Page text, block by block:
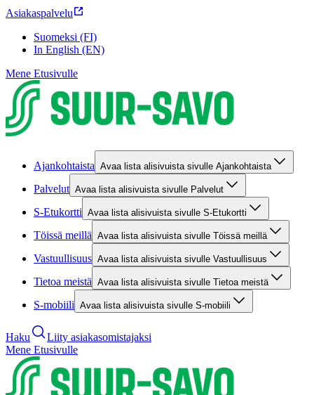
Asiakaspalvelu
Suomeksi (FI)
In English (EN)
Mene Etusivulle
Ajankohtaista Avaa lista alisivuista sivulle Ajankohtaista
Palvelut Avaa lista alisivuista sivulle Palvelut
S-Etukortti Avaa lista alisivuista sivulle S-Etukortti
Töissä meillä Avaa lista alisivuista sivulle Töissä meillä
Vastuullisuus Avaa lista alisivuista sivulle Vastuullisuus
Tietoa meistä Avaa lista alisivuista sivulle Tietoa meistä
S-mobiili Avaa lista alisivuista sivulle S-mobiili
Haku
Liity asiakasomistajaksi
Mene Etusivulle